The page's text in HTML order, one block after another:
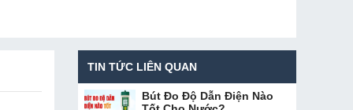
TIN TỨC LIÊN QUAN
Bút Đo Độ Dẫn Điện Nào